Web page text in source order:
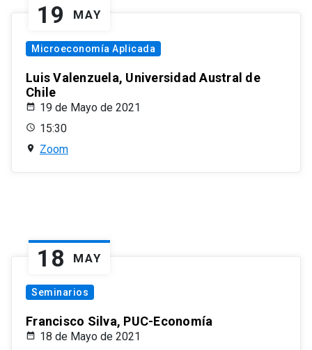
19 MAY
Microeconomía Aplicada
Luis Valenzuela, Universidad Austral de
Chile
19 de Mayo de 2021
15:30
Zoom
18 MAY
Seminarios
Francisco Silva, PUC-Economía
18 de Mayo de 2021